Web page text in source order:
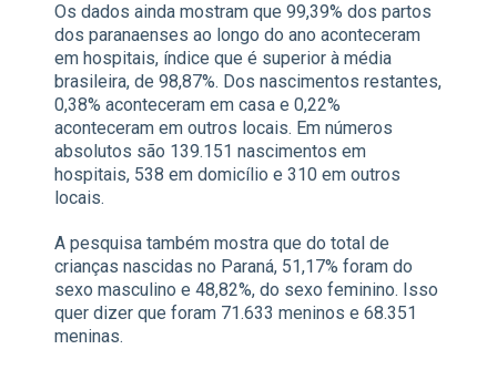
Os dados ainda mostram que 99,39% dos partos
dos paranaenses ao longo do ano aconteceram
em hospitais, índice que é superior à média
brasileira, de 98,87%. Dos nascimentos restantes,
0,38% aconteceram em casa e 0,22%
aconteceram em outros locais. Em números
absolutos são 139.151 nascimentos em
hospitais, 538 em domicílio e 310 em outros
locais.
A pesquisa também mostra que do total de
crianças nascidas no Paraná, 51,17% foram do
sexo masculino e 48,82%, do sexo feminino. Isso
quer dizer que foram 71.633 meninos e 68.351
meninas.